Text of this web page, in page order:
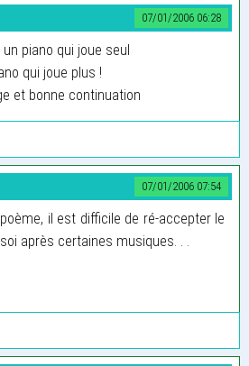
07/01/2006 06:28
piano qui joue seul
qui joue plus !
et bonne continuation
07/01/2006 07:54
il est difficile de ré-accepter le
après certaines musiques. . .